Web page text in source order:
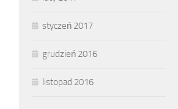
styczeń 2017
grudzień 2016
listopad 2016